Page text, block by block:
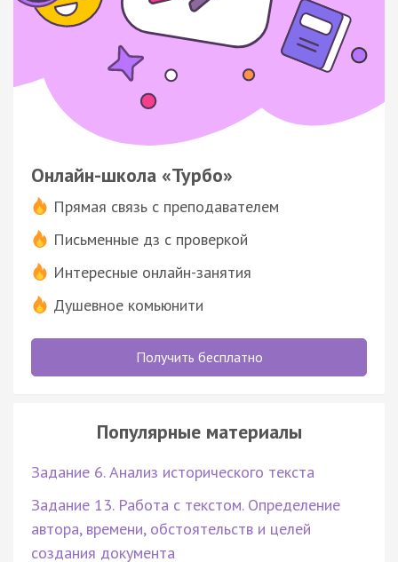
Онлайн-школа «Турбо»
Прямая связь с преподавателем
Письменные дз с проверкой
Интересные онлайн-занятия
Душевное комьюнити
Получить бесплатно
Популярные материалы
Задание 6. Анализ исторического текста
Задание 13. Работа с текстом. Определение
автора, времени, обстоятельств и целей
создания документа